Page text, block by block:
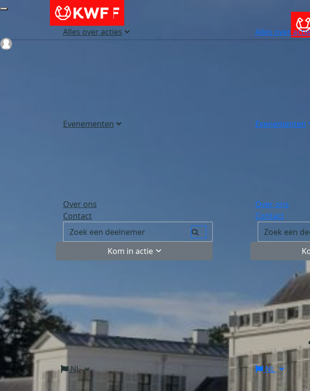
Alles over acties
Evenementen
Over ons
Contact
Kom in actie
Inloggen
NL
Alles over
Evenementen
Over ons
Contact
NL